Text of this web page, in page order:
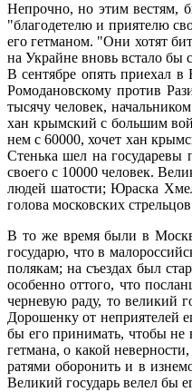
Непрочно, но этим вестям,
"благодетелю и приятелю
его гетманом. "Они хотят
на Украйне вновь встало бы
В сентябре опять приехал
Ромодановскому против
тысячу человек,
хан крымский с большим
нем с 60000, хочет хан
Стенька шел на государевы
своего с 10000 человек.
людей шатости; Юраска
голова московских
В то же время были в
государю, что в
полякам; на съездах был
особенно оттого, что
черневую раду, то великий
Дорошенку от неприятелей
бы его принимать, чтобы не
гетмана, о какой
ратями оборонить и в
Великий государь велел бы